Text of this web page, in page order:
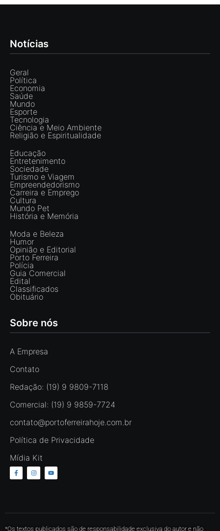
Notícias
Geral
Política
Economia
Saúde
Mundo
Esporte
Tecnologia
Ciência e Meio Ambiente
Religião e Espiritualidade
Educação
Entretenimento
Sociedade
Turismo e Viagem
Empreendedorismo
Carreira e Emprego
Cultura
Mundo Pet
História e Memória
Moda e Beleza
Humor
Opinião e Editorial
Porto Ferreira
Polícia
Guia Comercial
Edital
Classificados
Obituário
Sobre nós
A Empresa
Contato
Redação: (19) 9 9809-7118
Comercial: (19) 9 9859-7724
contato@portoferreirahoje.com.br
Política de Privacidade
Mídia Kit
*Os textos publicados são de responsabilidade exclusiva do autor e não